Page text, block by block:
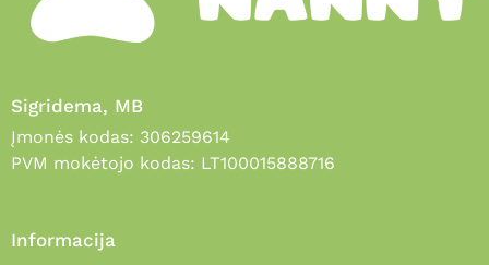
Sigridema, MB
Įmonės kodas: 306259614
PVM mokėtojo kodas: LT100015888716
Informacija